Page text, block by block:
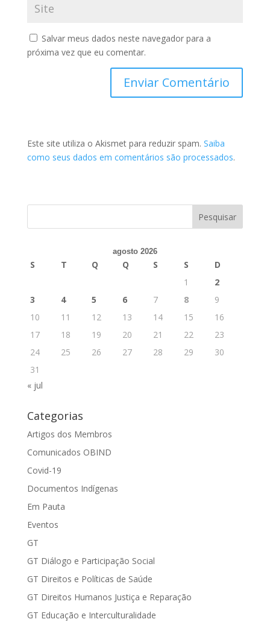
Salvar meus dados neste navegador para a
próxima vez que eu comentar.
Este site utiliza o Akismet para reduzir spam. Saiba
como seus dados em comentários são processados.
agosto 2026
S T Q Q S S
D
1
2
3
4 5 6 7 8
9
10
11 12 13 14 15
16
17
18 19 20 21 22
23
24
25 26 27 28 29
30
31
« jul
Categorias
Artigos dos Membros
Comunicados OBIND
Covid-19
Documentos Indígenas
Em Pauta
Eventos
GT
GT Diálogo e Participação Social
GT Direitos e Políticas de Saúde
GT Direitos Humanos Justiça e Reparação
GT Educação e Interculturalidade